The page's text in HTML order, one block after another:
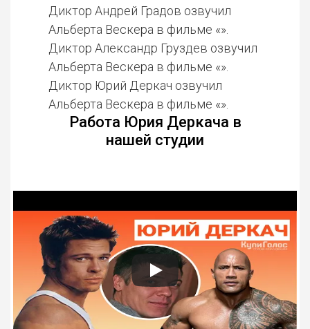
Диктор Андрей Градов озвучил
Альберта Вескера в фильме «».
Диктор Александр Груздев озвучил
Альберта Вескера в фильме «».
Диктор Юрий Деркач озвучил
Альберта Вескера в фильме «».
Работа Юрия Деркача в
нашей студии